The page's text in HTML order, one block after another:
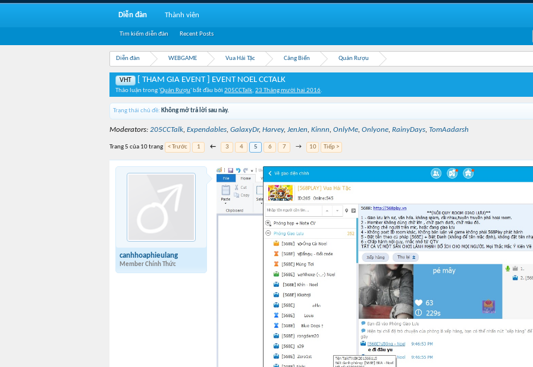
Diễn đàn WEBGAME Vua Hải Tặc Cảng Biển Quán Rượu
VHT [ THAM GIA EVENT ] EVENT NOEL CCTALK
Thảo luận trong 'Quán Rượu' bắt đầu bởi 205CCTalk, 23 Tháng mười hai 2016.
Trạng thái chủ đề: Không mở trả lời sau này.
Moderators: 205CCTalk, Expendables, GalaxyDr, Harvey, JenJen, Kinnn, OnlyMe, Onlyone, RainyDays, TomAadarsh
Trang 5 của 10 trang < Trước 1 ← 3 4 5 6 7 → 10 Tiếp >
canhhoaphieulang
Member Chính Thức
Diễn đàn
Tìm kiếm diễn đàn Recent Posts
Thành viên